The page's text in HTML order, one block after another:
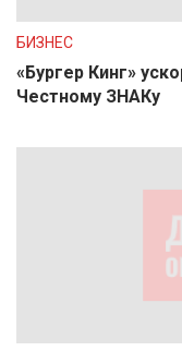
БИЗНЕС
«Бургер Кинг»
Честному ЗНАКу